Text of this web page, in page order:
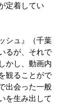
定着してい
シュ』（千葉
るが、それで
かし、動画内
観ることがで
出会った一般
を生み出して